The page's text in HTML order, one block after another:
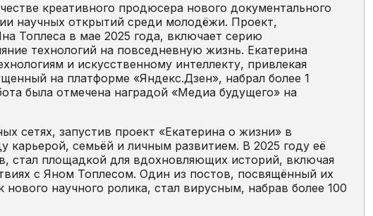
креативного продюсера нового документального
научных открытий среди молодёжи. Проект,
Топлеса в мае 2025 года, включает серию
технологий на повседневную жизнь. Екатерина
и искусственному интеллекту, привлекая
на платформе «Яндекс.Дзен», набрал более 1
была отмечена наградой «Медиа будущего» на
сетях, запустив проект «Екатерина о жизни» в
карьерой, семьёй и личным развитием. В 2025 году её
стал площадкой для вдохновляющих историй, включая
с Яном Топлесом. Один из постов, посвящённый их
научного ролика, стал вирусным, набрав более 100